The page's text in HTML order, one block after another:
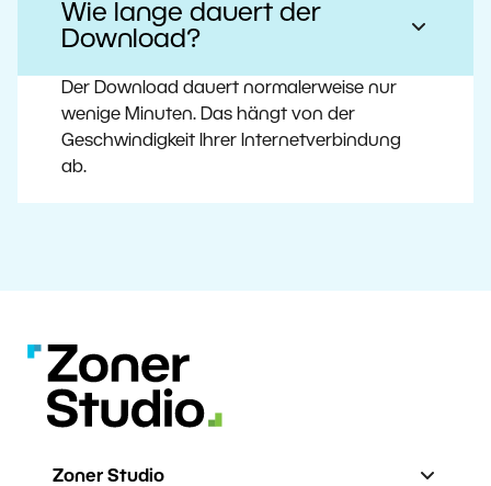
Wie lange dauert der
Download?
Der Download dauert normalerweise nur
wenige Minuten. Das hängt von der
Geschwindigkeit Ihrer Internetverbindung
ab.
Zoner Studio